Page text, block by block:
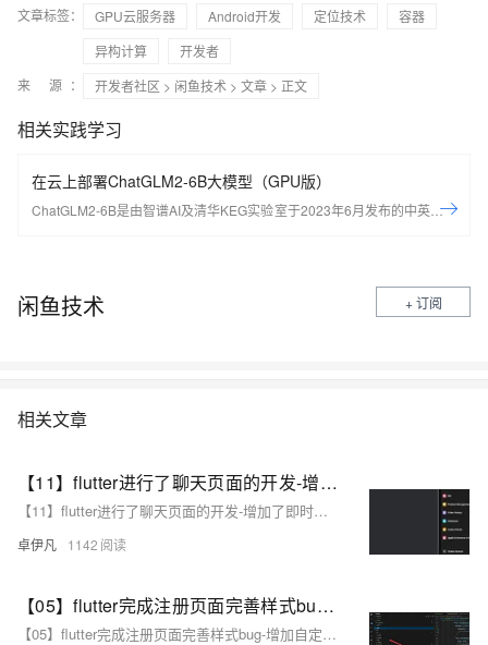
文章标签： GPU云服务器 Android开发 定位技术
容器
异构计算
开发者
来 源：
开发者社区 > 闲鱼技术 > 文章 > 正文
相关实践学习
在云上部署ChatGLM2-6B大模型（GPU版）
ChatGLM2-6B是由智谱AI及清华KEG实验室于2023年6月发布的中英双语
闲鱼技术 + 订阅
相关文章
【11】flutter进行了聊天页面的开发-增加了即时通讯聊天的整体页面和组件-切换-朋友-陌生人-vip开通详细页面-即时通讯sdk准备-直播sdk准备-即时通讯有无UI集成的区别介绍-开发完整的社交APP-前端客户端开发+数据联调|以优雅草商业项目为例做开发-flutter开发-全流程-商业应用级实战开发-优雅草Alex
【11】flutter进行了聊天页面的开发-增加了即时通讯聊天的整体页面和组件-切换-朋友-陌生人-vip开通详细页面-即时通讯sdk准备-直播sdk准备-即时通讯有无UI集成的区别介绍-开发完整的社交APP-前端客户端开发+数据联调|以优雅草商业项目为例做开发-flutter开发-全流程-商业应用级实战开发-优雅草Alex
卓伊凡 1142
【05】flutter完成注册页面完善样式bug-增加自定义可复用组件widgets-严格规划文件和目录结构-规范入口文件-开发完整的社交APP-前端客户端开发+数据联调|以优雅草商业项目为例做开发-flutter开发-全流程-商业应用级实战开发-优雅草央千澈
【05】flutter完成注册页面完善样式bug-增加自定义可复用组件widgets-严格规划文件和目录结构-规范入口文件-开发完整的社交APP-前端客户端开发+数据联调|以优雅草商业项目为例做开发-flutter开发-全流程-商业应用级实战开发-优雅草央千澈